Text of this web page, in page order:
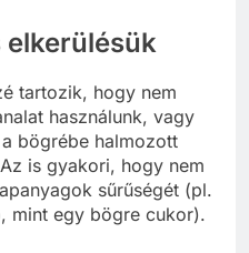
elkerülésük
tartozik, hogy nem
használunk, vagy
bögrébe halmozott
is gyakori, hogy nem
sűrűségét (pl.
mint egy bögre cukor).